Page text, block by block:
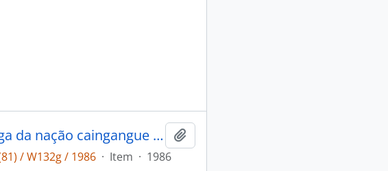
A guerra dos bugres: a saga da nação caingangue no Rio Grande do Sul.
/ W132g / 1986 · Item · 1986